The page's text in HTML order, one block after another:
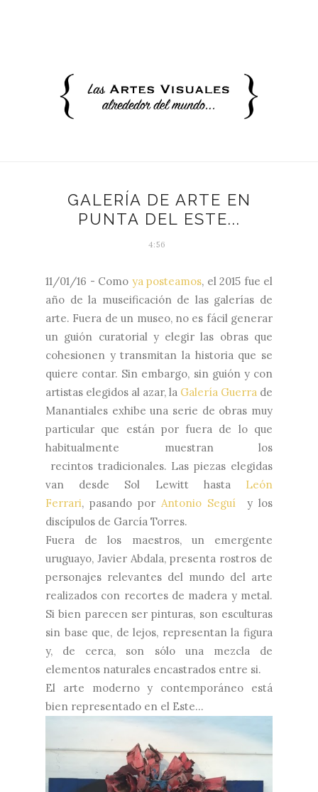
GALERÍA DE ARTE EN
PUNTA DEL ESTE...
4:56
11/01/16 - Como ya posteamos, el 2015 fue el
año de la museificación de las galerías de
arte. Fuera de un museo, no es fácil generar
un guión curatorial y elegir las obras que
cohesionen y transmitan la historia que se
quiere contar. Sin embargo, sin guión y con
artistas elegidos al azar, la Galería Guerra de
Manantiales exhibe una serie de obras muy
particular que están por fuera de lo que
habitualmente muestran los
recintos tradicionales. Las piezas elegidas
van desde Sol Lewitt hasta León
Ferrari, pasando por Antonio Seguí y los
discípulos de García Torres.
Fuera de los maestros, un emergente
uruguayo, Javier Abdala, presenta rostros de
personajes relevantes del mundo del arte
realizados con recortes de madera y metal.
Si bien parecen ser pinturas, son esculturas
sin base que, de lejos, representan la figura
y, de cerca, son sólo una mezcla de
elementos naturales encastrados entre si.
El arte moderno y contemporáneo está
bien representado en el Este...